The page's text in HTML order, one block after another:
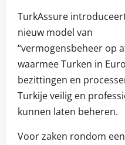
TurkAssure
nieuw model van
“vermogensbeheer op
waarmee Turken in
bezittingen en
Turkije veilig en
kunnen laten beheren.
Voor zaken rondom